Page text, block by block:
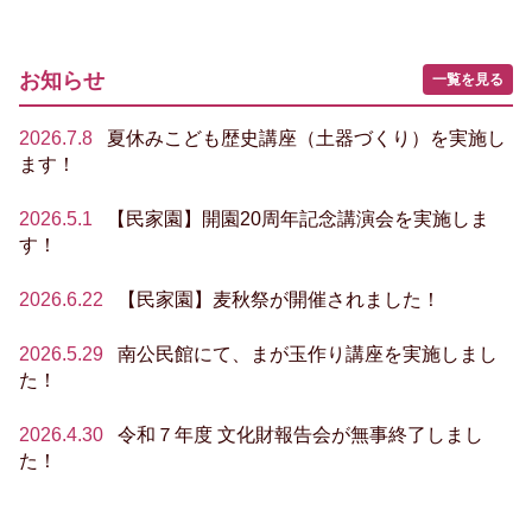
お知らせ 一覧を見る
2026.7.8
夏休みこども歴史講座（土器づくり）を実施し
ます！
2026.5.1
【民家園】開園20周年記念講演会を実施しま
す！
2026.6.22 【民家園】麦秋祭が開催されました！
2026.5.29
南公民館にて、まが玉作り講座を実施しまし
た！
2026.4.30
令和７年度 文化財報告会が無事終了しまし
た！